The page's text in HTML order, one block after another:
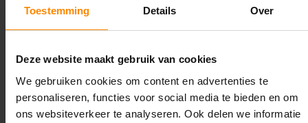
Toestemming Details Over
Deze website maakt gebruik van cookies
We gebruiken cookies om content en advertenties te
personaliseren, functies voor social media te bieden en om
ons websiteverkeer te analyseren. Ook delen we informatie
Montage uitbesteden?